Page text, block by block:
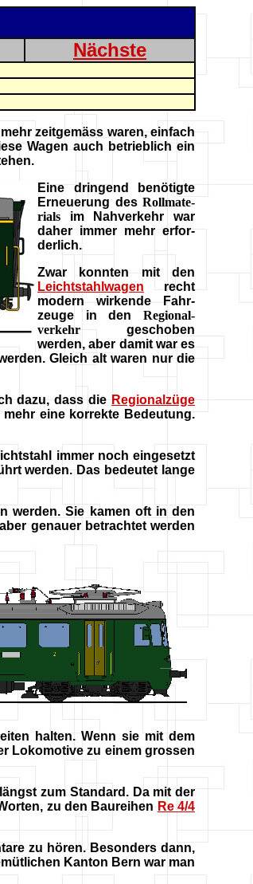
Nächste
zeitgemäss waren, einfach
Wagen auch betrieblich ein
Eine dringend benötigte
Erneuerung des Rollmate-
rials im Nahverkehr war
daher immer mehr erfor-
derlich.
Zwar konnten mit den
Leichtstahlwagen recht
modern wirkende Fahr-
zeuge in den Regional-
verkehr geschoben
werden, aber damit war es
Gleich alt waren nur die
dazu, dass die Regionalzüge
mehr eine korrekte Bedeutung.
immer noch eingesetzt
werden. Das bedeutet lange
werden. Sie kamen oft in den
genauer betrachtet werden
halten. Wenn sie mit dem
Lokomotive zu einem grossen
zum Standard. Da mit der
zu den Baureihen Re 4/4
zu hören. Besonders dann,
Kanton Bern war man